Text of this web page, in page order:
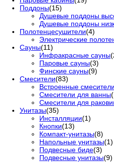
Поддоны(15)
Душевые поддоны
Душевые поддоны
Полотенцесушители(4)
Электрические
Сауны(11)
Инфракрасные сауны
Паровые сауны(3)
Финские сауны(9)
Смесители(83)
Встроенные смесители
Смесители для ванны
Смесители для
Унитазы(35)
Инсталляции(1)
Кнопки(13)
Компакт-унитазы(8)
Напольные унитазы(1)
Подвесные биде(3)
Подвесные унитазы(9)